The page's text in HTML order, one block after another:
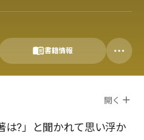
書籍情報
開く
は?」と聞かれて思い浮か